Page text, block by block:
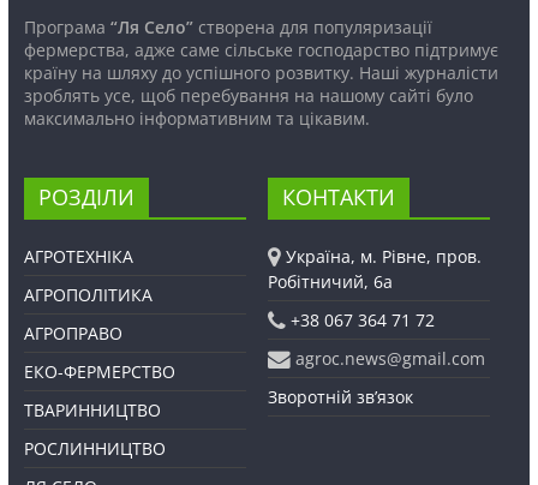
Програма “Ля Село”створена для популяризації
фермерства, адже саме сільське господарство підтримує
країну на шляху до успішного розвитку. Наші журналісти
зроблять усе, щоб перебування на нашому сайті було
максимально інформативним та цікавим.
РОЗДІЛИ
АГРОТЕХНІКА
АГРОПОЛІТИКА
АГРОПРАВО
ЕКО-ФЕРМЕРСТВО
ТВАРИННИЦТВО
РОСЛИННИЦТВО
КОНТАКТИ
Україна, м. Рівне, пров.
Робітничий, 6а
+38 067 364 71 72
agroc.news@gmail.com
Зворотній зв’язок